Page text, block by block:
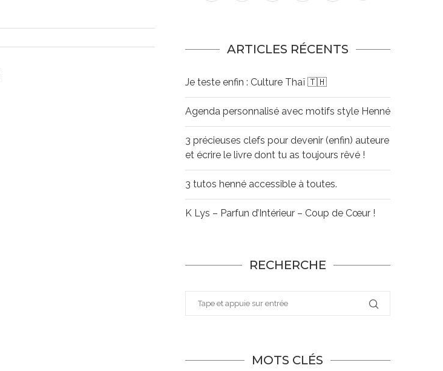
ARTICLES RÉCENTS
Je teste enfin : Culture Thaï 🇹🇭
Agenda personnalisé avec motifs style Henné
3 précieuses clefs pour devenir (enfin) auteure
et écrire le livre dont tu as toujours rêvé !
3 tutos henné accessible à toutes.
K Lys – Parfun d’Intérieur – Coup de Cœur !
RECHERCHE
MOTS CLÉS